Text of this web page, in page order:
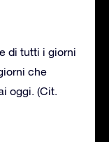
di tutti i giorni
che
oggi. (Cit.